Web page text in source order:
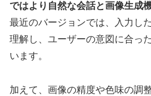
ではより自然な会話と画像生成
最近のバージョンでは、入力し
理解し、ユーザーの意図に合っ
います。
加えて、画像の精度や色味の調